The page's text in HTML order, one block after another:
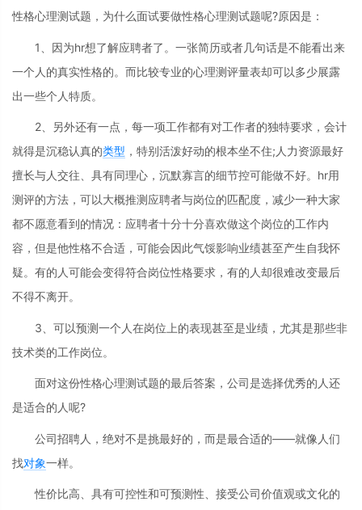
性格心理测试题，为什么面试要做性格心理测试题呢?原因是：
1、因为hr想了解应聘者了。一张简历或者几句话是不能看出来
一个人的真实性格的。而比较专业的心理测评量表却可以多少展露
出一些个人特质。
2、另外还有一点，每一项工作都有对工作者的独特要求，会计
就得是沉稳认真的类型 ，特别活泼好动的根本坐不住;人力资源最好
擅长与人交往、具有同理心，沉默寡言的细节控可能做不好。hr用
测评的方法，可以大概推测应聘者与岗位的匹配度，减少一种大家
都不愿意看到的情况：应聘者十分十分喜欢做这个岗位的工作内
容，但是他性格不合适，可能会因此气馁影响业绩甚至产生自我怀
疑。有的人可能会变得符合岗位性格要求，有的人却很难改变最后
不得不离开。
3、可以预测一个人在岗位上的表现甚至是业绩，尤其是那些非
技术类的工作岗位。
面对这份性格心理测试题的最后答案，公司是选择优秀的人还
是适合的人呢?
公司招聘人，绝对不是挑最好的，而是最合适的——就像人们
找对象一样。
性价比高、具有可控性和可预测性、接受公司价值观或文化的